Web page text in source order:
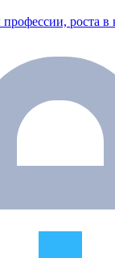
роста в